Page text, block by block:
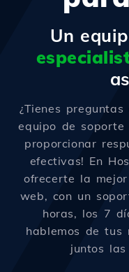
Un
¿Tienes
equipo de
proporcionar
efectivas! En
ofrecerte la
web, con un
horas, los 7
hablemos de tus
juntos las